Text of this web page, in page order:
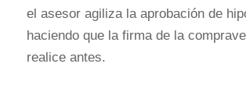
el asesor agiliza la aprobación de
haciendo que la firma de la
realice antes.